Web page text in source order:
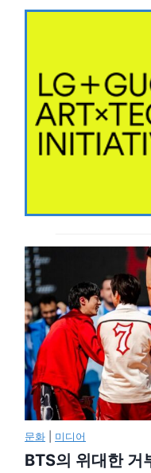
문화 미디어
BTS의 위대한 거